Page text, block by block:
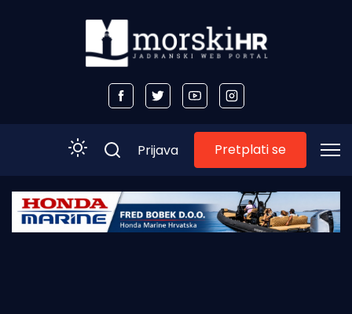
Početna
Prijava Pretplati se